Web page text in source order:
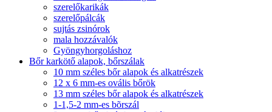
szerelőkarikák
szerelőpálcák
sujtás zsinórok
mala hozzávalók
Gyöngyhorgoláshoz
Bőr karkötő alapok, bőrszálak
10 mm széles bőr alapok és alkatrészek
12 x 6 mm-es ovális bőrök
13 mm széles bőr alapok és alkatrészek
1-1,5-2 mm-es bõrszál